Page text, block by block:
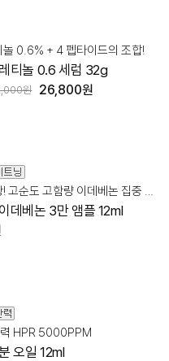
놀 0.6% + 4 펩타이드의 조합!
티놀 0.6 세럼 32g
원 26,800원
탄력의 제왕! 고순도 고함량 이데베논 집중 케어 앰플
스킨소스 이데베논 3만 앰플 12ml
HPR 5000PPM
레티놀 수분 오일 12ml